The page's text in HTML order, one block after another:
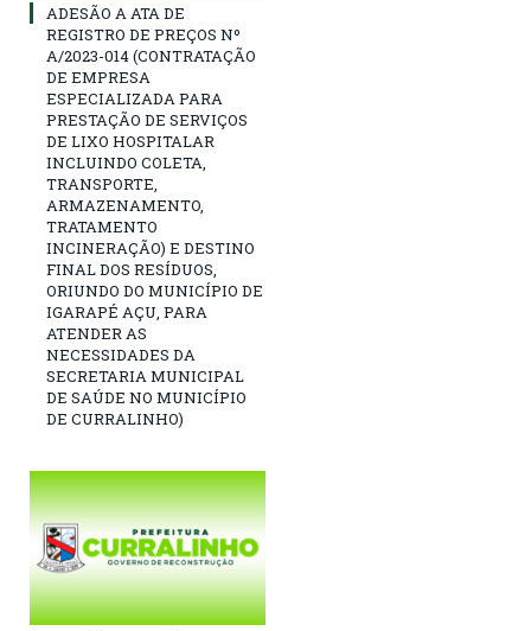
ADESÃO A ATA DE
REGISTRO DE PREÇOS Nº
A/2023-014 (CONTRATAÇÃO
DE EMPRESA
ESPECIALIZADA PARA
PRESTAÇÃO DE SERVIÇOS
DE LIXO HOSPITALAR
INCLUINDO COLETA,
TRANSPORTE,
ARMAZENAMENTO,
TRATAMENTO
INCINERAÇÃO) E DESTINO
FINAL DOS RESÍDUOS,
ORIUNDO DO MUNICÍPIO DE
IGARAPÉ AÇU, PARA
ATENDER AS
NECESSIDADES DA
SECRETARIA MUNICIPAL
DE SAÚDE NO MUNICÍPIO
DE CURRALINHO)